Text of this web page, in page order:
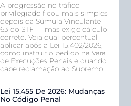
A progressão no tráfico
privilegiado ficou mais simples
depois da Súmula Vinculante
63 do STF — mas exige cálculo
correto. Veja qual percentual
aplicar após a Lei 15.402/2026,
como instruir o pedido na Vara
de Execuções Penais e quando
cabe reclamação ao Supremo.
Lei 15.455 De 2026: Mudanças
No Código Penal